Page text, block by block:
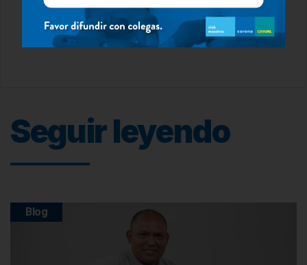
Chatéenos
Seguir leyendo
Blog